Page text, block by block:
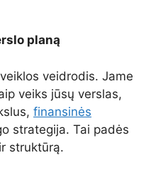
planą
veidrodis. Jame
veiks jūsų verslas,
finansinės
strategija. Tai padės
struktūrą.